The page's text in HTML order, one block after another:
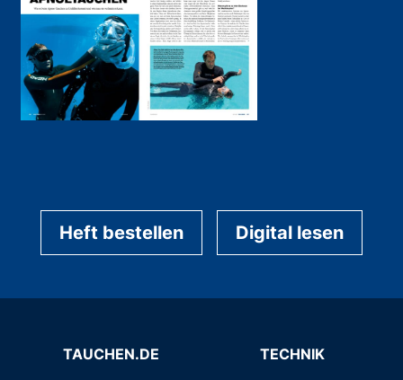
Heft bestellen Digital lesen
TAUCHEN.DE TECHNIK